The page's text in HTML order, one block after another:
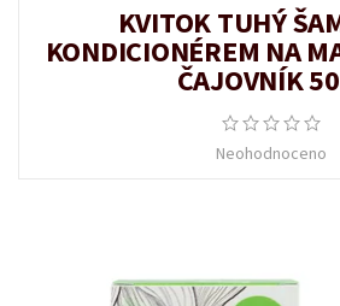
KVITOK TUHÝ
KONDICIONÉREM NA
ČAJOVNÍK
Neohodnoceno